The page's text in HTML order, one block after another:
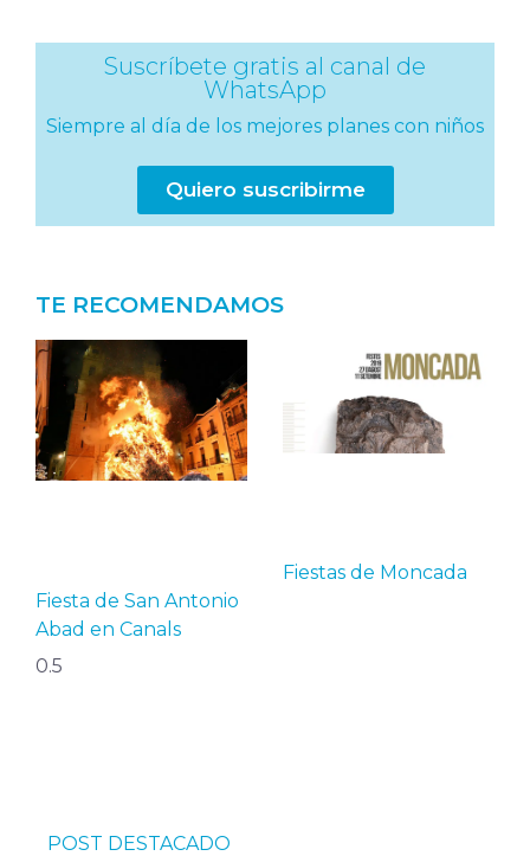
Suscríbete gratis al canal de
WhatsApp
Siempre al día de los mejores planes con niños
Quiero suscribirme
TE RECOMENDAMOS
Fiesta de San Antonio
Abad en Canals
Fiestas de Moncada
POST DESTACADO